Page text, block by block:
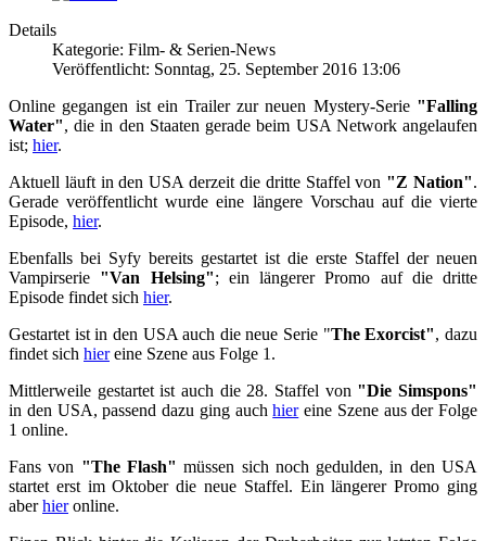
Details
Kategorie: Film- & Serien-News
Veröffentlicht: Sonntag, 25. September 2016 13:06
Online gegangen ist ein Trailer zur neuen Mystery-Serie "Falling
Water", die in den Staaten gerade beim USA Network angelaufen
ist; hier.
Aktuell läuft in den USA derzeit die dritte Staffel von "Z Nation".
Gerade veröffentlicht wurde eine längere Vorschau auf die vierte
Episode, hier.
Ebenfalls bei Syfy bereits gestartet ist die erste Staffel der neuen
Vampirserie "Van Helsing"; ein längerer Promo auf die dritte
Episode findet sich hier.
Gestartet ist in den USA auch die neue Serie "The Exorcist", dazu
findet sich hiereine Szene aus Folge 1.
Mittlerweile gestartet ist auch die 28. Staffel von "Die Simspons"
in den USA, passend dazu ging auchhiereine Szene aus der Folge
1 online.
Fans von "The Flash" müssen sich noch gedulden, in den USA
startet erst im Oktober die neue Staffel. Ein längerer Promo ging
aberhieronline.